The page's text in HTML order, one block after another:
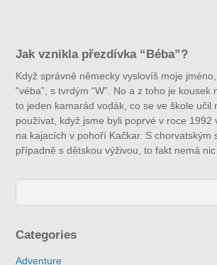
Jak vznikla přezdívka “Béba”?
Když správně německy vyslovíš moje
“véba”, s tvrdým “W”. No a z toho je kousek
to jeden kamarád vodák, co se ve škole učil
používat, když jsme byli poprvé v roce 1992
na kajacích v pohoří Kačkar. S chorvatským
případně s dětskou výživou, to fakt nemá
Categories
Adventure